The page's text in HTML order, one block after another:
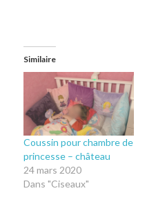
Similaire
Coussin pour chambre de
princesse – château
24 mars 2020
Dans "Ciseaux"